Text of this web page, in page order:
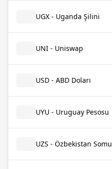
UGX - Uganda Şilini
UNI - Uniswap
USD - ABD Doları
UYU - Uruguay Pesosu
UZS - Özbekistan Somu